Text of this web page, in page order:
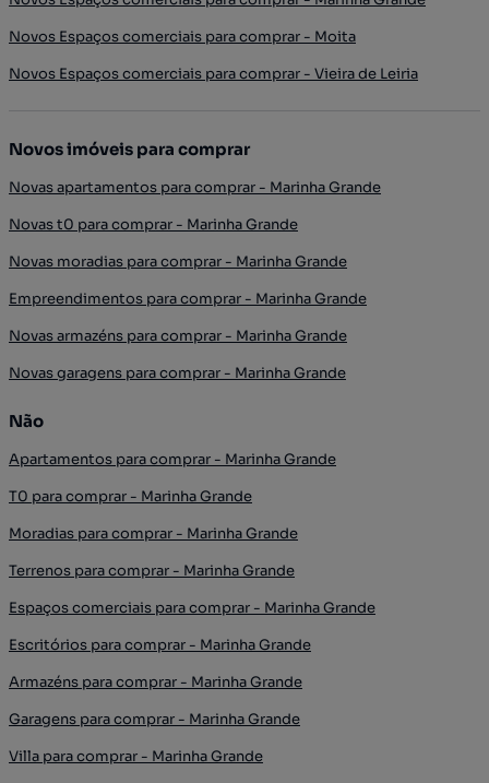
Novos Espaços comerciais para comprar - Moita
Novos Espaços comerciais para comprar - Vieira de Leiria
Novos imóveis para comprar
Novas apartamentos para comprar - Marinha Grande
Novas t0 para comprar - Marinha Grande
Novas moradias para comprar - Marinha Grande
Empreendimentos para comprar - Marinha Grande
Novas armazéns para comprar - Marinha Grande
Novas garagens para comprar - Marinha Grande
Não
Apartamentos para comprar - Marinha Grande
T0 para comprar - Marinha Grande
Moradias para comprar - Marinha Grande
Terrenos para comprar - Marinha Grande
Espaços comerciais para comprar - Marinha Grande
Escritórios para comprar - Marinha Grande
Armazéns para comprar - Marinha Grande
Garagens para comprar - Marinha Grande
Villa para comprar - Marinha Grande